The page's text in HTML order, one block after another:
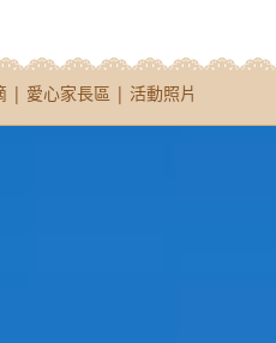
| 愛心家長區 |活動照片